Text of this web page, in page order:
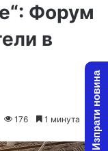
Форум
в
176 1 минута Изпрати новина